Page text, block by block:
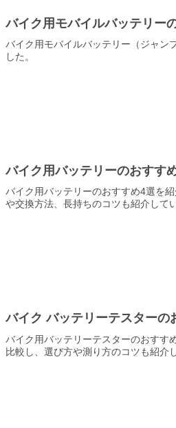
バイク用モバイルバッテリー
バイク用モバイルバッテリー（ジャン
した。
バイク用バッテリーのおすす
バイク用バッテリーのおすすめ4選を
や交換方法、長持ちのコツも紹介して
バイク バッテリーテスターの
バイク用バッテリーテスターのおすす
比較し、選び方や測り方のコツも紹介